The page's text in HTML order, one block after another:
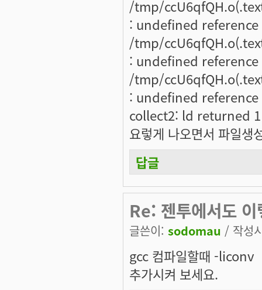
/tmp/
: undefined
/tmp/
: undefined
/tmp/
: undefined
collect2: ld returned
요렇게 나오면서 파일생
답글
Re: 젠투에서도
글쓴이: sodomau / 작성
gcc 컴파일할때 -liconv
추가시켜 보세요.